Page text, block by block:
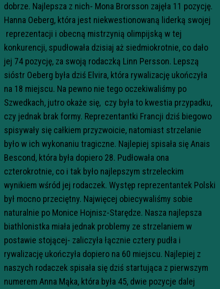
dobrze. Najlepsza z nich- Mona Brorsson zajęła 11 pozycję.
Hanna Oeberg, która jest niekwestionowaną liderką swojej
reprezentacji i obecną mistrzynią olimpijską w tej
konkurencji, spudłowała dzisiaj aż siedmiokrotnie, co dało
jej 74 pozycję, za swoją rodaczką Linn Persson. Lepszą
sióstr Oeberg była dziś Elvira, która rywalizację ukończyła
na 18 miejscu. Na pewno nie tego oczekiwaliśmy po
Szwedkach, jutro okaże się, czy była to kwestia przypadku,
czy jednak brak formy. Reprezentantki Francji dziś biegowo
spisywały się całkiem przyzwoicie, natomiast strzelanie
było w ich wykonaniu tragiczne. Najlepiej spisała się Anais
Bescond, która była dopiero 28. Pudłowała ona
czterokrotnie, co i tak było najlepszym strzeleckim
wynikiem wśród jej rodaczek. Występ reprezentantek Polski
był mocno przeciętny. Najwięcej obiecywaliśmy sobie
naturalnie po Monice Hojnisz-Starędze. Nasza najlepsza
biathlonistka miała jednak problemy ze strzelaniem w
postawie stojącej- zaliczyła łącznie cztery pudła i
rywalizację ukończyła dopiero na 60 miejscu. Najlepiej z
naszych rodaczek spisała się dziś startująca z pierwszym
numerem Anna Mąka, która była 45, dwie pozycje dalej